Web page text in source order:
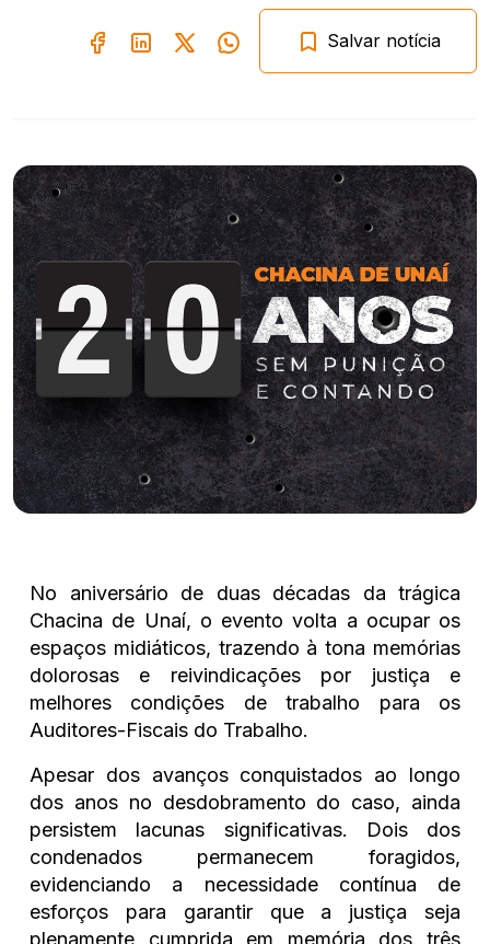
Salvar notícia
No aniversário de duas décadas da trágica
Chacina de Unaí, o evento volta a ocupar os
espaços midiáticos, trazendo à tona memórias
dolorosas e reivindicações por justiça e
melhores condições de trabalho para os
Auditores-Fiscais do Trabalho.
Apesar dos avanços conquistados ao longo
dos anos no desdobramento do caso, ainda
persistem lacunas significativas. Dois dos
condenados permanecem foragidos,
evidenciando a necessidade contínua de
esforços para garantir que a justiça seja